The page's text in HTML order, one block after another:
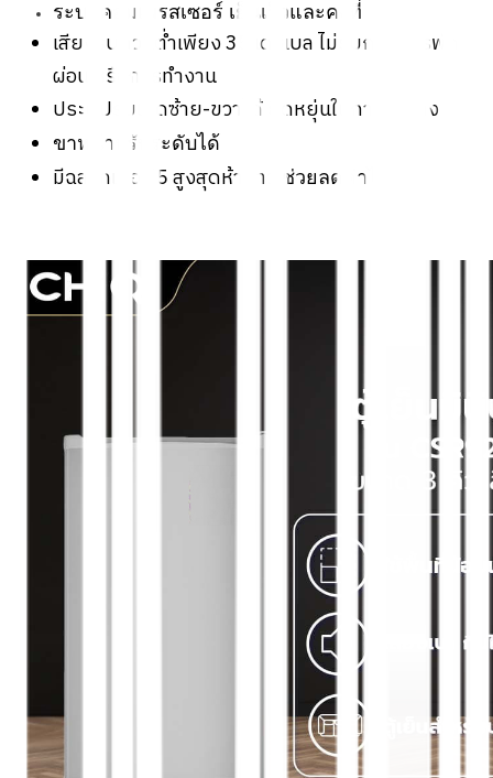
ระบบคอมเพรสเซอร์ เย็นเร็วและคงที่
เสียงรบกวนต่ำเพียง 35 เดซิเบล ไม่รบกวนการพัก
ผ่อน หรือการทำงาน
ประตูปรับเปิดซ้าย-ขวาได้ ยืดหยุ่นในการจัดวาง
ขาหน้าปรับระดับได้
มีฉลากเบอร์ 5 สูงสุดห้าดาว ช่วยลดค่าไฟฟ้า